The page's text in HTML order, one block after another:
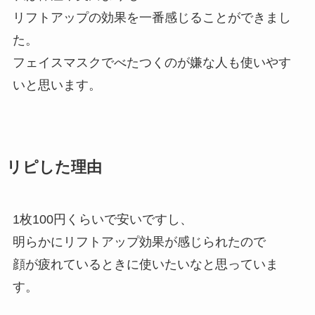
リフトアップの効果を一番感じることができまし
た。
フェイスマスクでべたつくのが嫌な人も使いやす
いと思います。
リピした理由
1枚100円くらいで安いですし、
明らかにリフトアップ効果が感じられたので
顔が疲れているときに使いたいなと思っていま
す。